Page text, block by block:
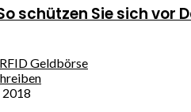
schützen Sie sich vor
RFID Geldbörse
2018